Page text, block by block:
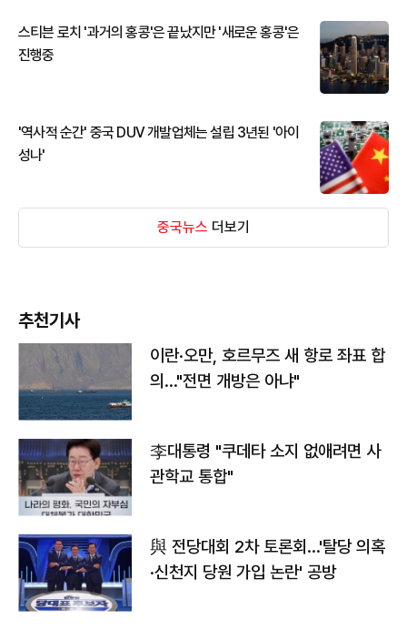
스티븐 로치 '과거의 홍콩'은 끝났지만 '새로운 홍콩'은
진행중
'역사적 순간' 중국 DUV 개발업체는 설립 3년된 '아이
성나'
중국뉴스 더보기
추천기사
이란·오만, 호르무즈 새 항로 좌표 합
의…"전면 개방은 아냐"
李대통령 "쿠데타 소지 없애려면 사
관학교 통합"
與 전당대회 2차 토론회…'탈당 의혹
·신천지 당원 가입 논란' 공방